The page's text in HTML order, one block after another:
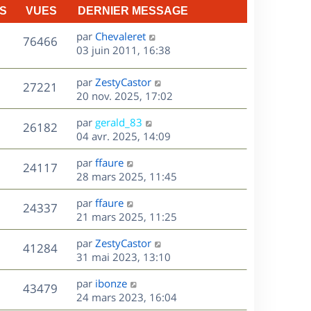
VUES DERNIER MESSAGE
76466V
u
D
e
n
i
e
r
m
e
s
s
a
g
e
par Chevaleret
03 juin 2011, 16:38
27221
u
e
s
D
e
r
n
i
e
r
m
e
s
s
a
g
e
par ZestyCastor
20 nov. 2025, 17:02
26182V
u
s
D
e
r
n
i
e
r
m
e
s
s
a
g
e
par gerald_83
04 avr. 2025, 14:09
24117V
u
D
e
r
n
i
e
r
m
e
s
s
par ffaure
28 mars 2025, 11:45
24337V
u
s
D
e
r
n
i
e
r
m
par ffaure
21 mars 2025, 11:25
41284V
u
D
e
r
n
i
par ZestyCastor
31 mai 2023, 13:10
43479V
D
e
par ibonze
24 mars 2023, 16:04